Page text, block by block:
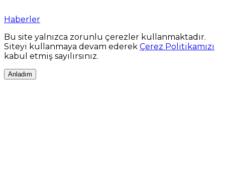
Haberler
Bu site yalnızca zorunlu çerezler kullanmaktadır.
Siteyi kullanmaya devam ederek Çerez Politikamızı
kabul etmiş sayılırsınız.
Anladım